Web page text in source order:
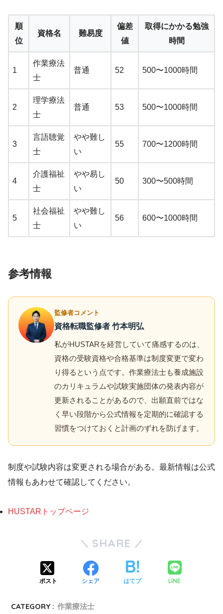
順
位
資格名 難易度
偏差
値
取得にかかる勉強
時間
1
作業療法
士
普通 52 500〜1000時間
2
理学療法
士
普通 53 500〜1000時間
3
言語聴覚
士
やや難し
い
55 700〜1200時間
4
介護福祉
士
やや易し
い
50 300〜500時間
5
社会福祉
士
やや難し
い
56 600〜1000時間
参考情報
監修者コメント
資格転職監修者 竹本明弘
私がHUSTARを経営していて痛感するのは、
資格の受験資格や合格基準は制度変更で変わ
り得るという点です。作業療法士も養成施設
のカリキュラムや試験実施団体の発表内容が
更新されることがあるので、出願直前ではな
く早い段階から公式情報を定期的に確認する
習慣をつけておくと計画のずれを防げます。
制度や試験内容は変更される場合がある。最新情報は公式
情報もあわせて確認してください。
HUSTARトップページ
SHARE
ポスト シェア はてブ LINE
CATEGORY : 作業療法士